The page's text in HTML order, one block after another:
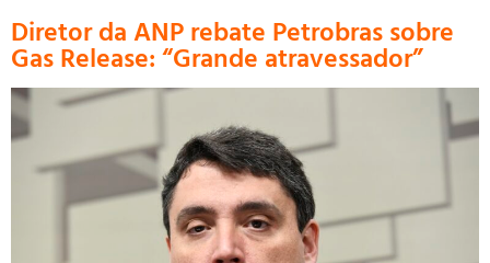
Diretor da ANP rebate Petrobras sobre
Gas Release: “Grande atravessador”